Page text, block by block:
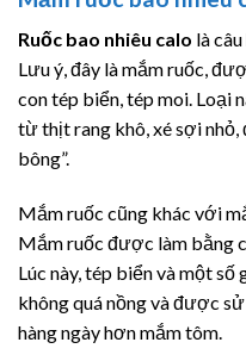
Ruốc bao nhiêu calo là
Lưu ý, đây là mắm ruốc,
con tép biển, tép moi. Loại
từ thịt rang khô, xé sợi nhỏ,
bông”.
Mắm ruốc cũng khác với
Mắm ruốc được làm bằng
Lúc này, tép biển và một số
không quá nồng và được
hàng ngày hơn mắm tôm.